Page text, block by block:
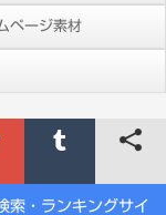
ページ素材
索・ランキングサイ